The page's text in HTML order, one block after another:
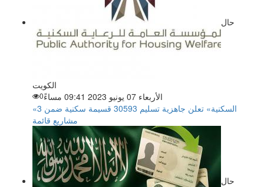
حال
الكويت
الأربعاء 07 يونيو 2023 09:41 مساءً
0
«السكنية» تعلن جاهزية تسليم 30593 قسيمة سكنية ضمن 3
مشاريع قائمة
حال